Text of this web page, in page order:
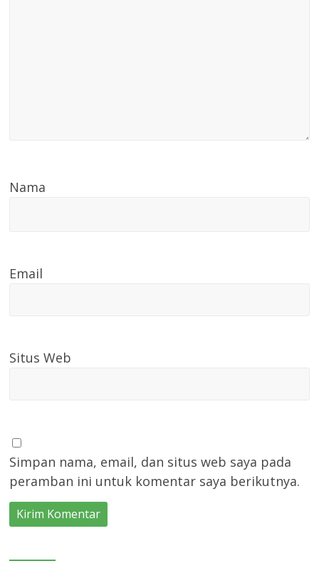
Nama
Email
Situs Web
Simpan nama, email, dan situs web saya pada
peramban ini untuk komentar saya berikutnya.